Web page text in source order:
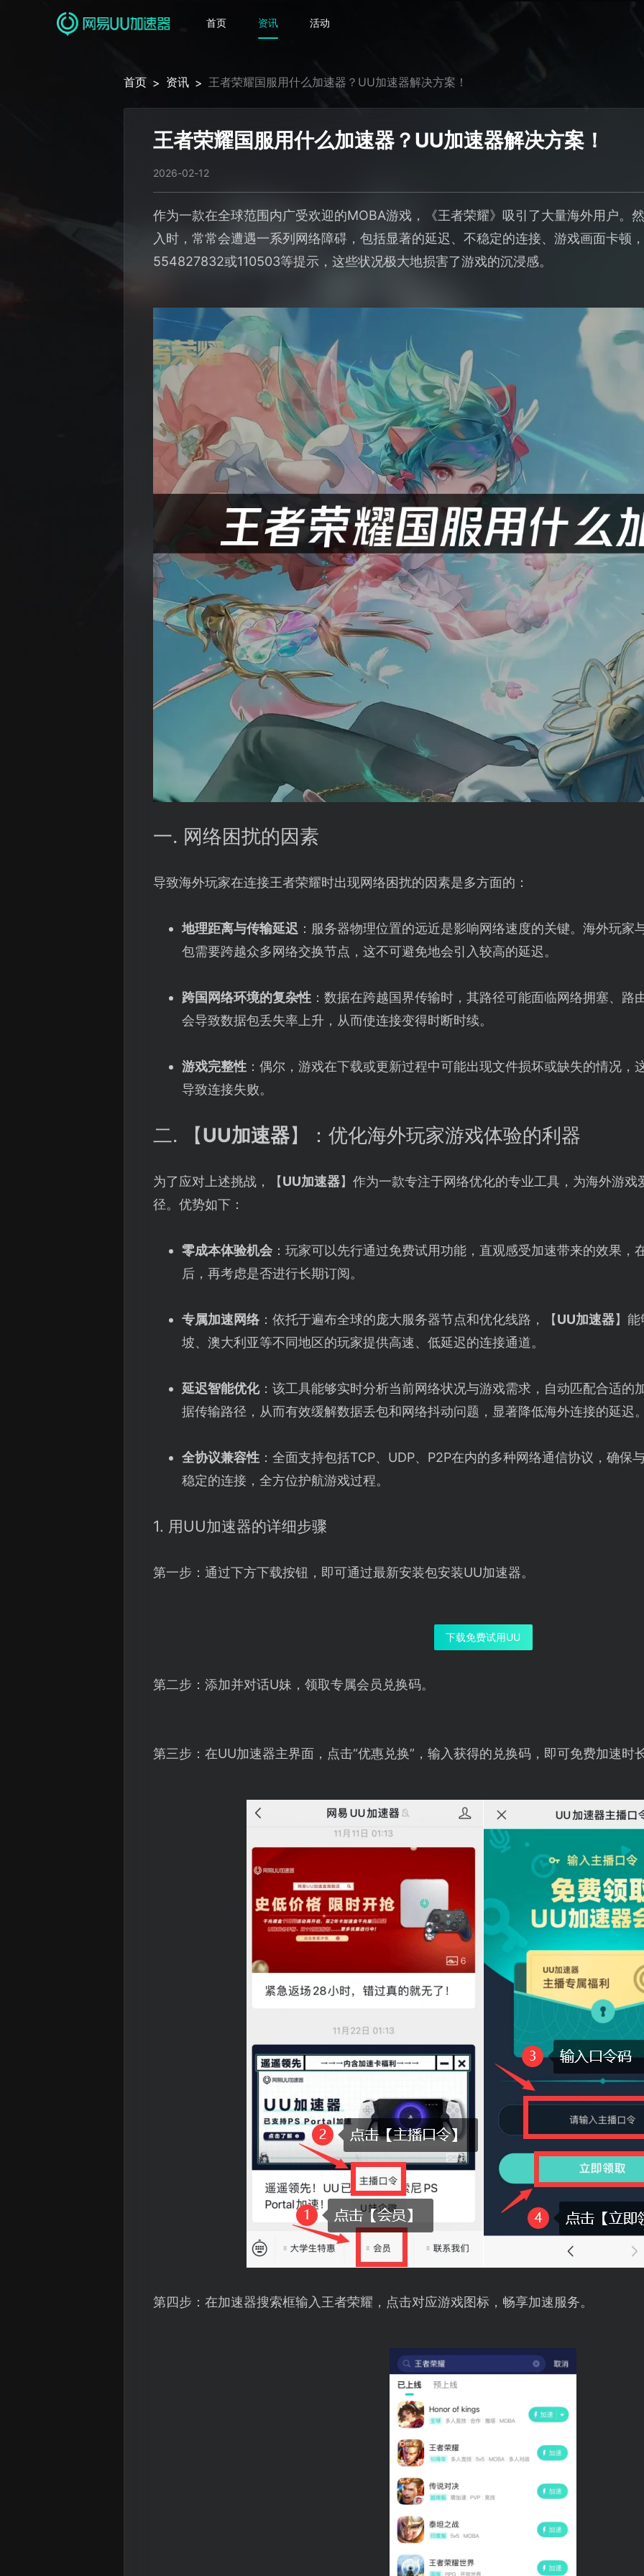
首页 资讯 活动
首页 > 资讯 > 王者荣耀国服用什么加速器？UU加速器解决方案！
王者荣耀国服用什么加速器？UU加速器解决方案！
2026-02-12
作为一款在全球范围内广受欢迎的MOBA游戏，《王者荣耀》吸引了大量海外用户。
入时，常常会遭遇一系列网络障碍，包括显著的延迟、不稳定的连接、游戏画面卡顿
554827832或110503等提示，这些状况极大地损害了游戏的沉浸感。
一. 网络困扰的因素
导致海外玩家在连接王者荣耀时出现网络困扰的因素是多方面的：
地理距离与传输延迟：服务器物理位置的远近是影响网络速度的关键。海外玩家
包需要跨越众多网络交换节点，这不可避免地会引入较高的延迟。
跨国网络环境的复杂性：数据在跨越国界传输时，其路径可能面临网络拥塞、路
会导致数据包丢失率上升，从而使连接变得时断时续。
游戏完整性：偶尔，游戏在下载或更新过程中可能出现文件损坏或缺失的情况，
导致连接失败。
二. 【UU加速器】：优化海外玩家游戏体验的利器
为了应对上述挑战，【UU加速器】作为一款专注于网络优化的专业工具，为海外游
径。优势如下：
零成本体验机会：玩家可以先行通过免费试用功能，直观感受加速带来的效果，
后，再考虑是否进行长期订阅。
专属加速网络：依托于遍布全球的庞大服务器节点和优化线路，【UU加速器】能
坡、澳大利亚等不同地区的玩家提供高速、低延迟的连接通道。
延迟智能优化：该工具能够实时分析当前网络状况与游戏需求，自动匹配合适的
据传输路径，从而有效缓解数据丢包和网络抖动问题，显著降低海外连接的延迟
全协议兼容性：全面支持包括TCP、UDP、P2P在内的多种网络通信协议，确保
稳定的连接，全方位护航游戏过程。
1. 用UU加速器的详细步骤
第一步：通过下方下载按钮，即可通过最新安装包安装UU加速器。
下载免费试用UU
第二步：添加并对话U妹，领取专属会员兑换码。
第三步：在UU加速器主界面，点击“优惠兑换”，输入获得的兑换码，即可免费加速时
第四步：在加速器搜索框输入王者荣耀，点击对应游戏图标，畅享加速服务。